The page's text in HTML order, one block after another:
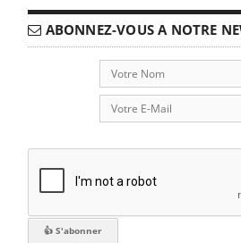
ABONNEZ-VOUS A NOTRE